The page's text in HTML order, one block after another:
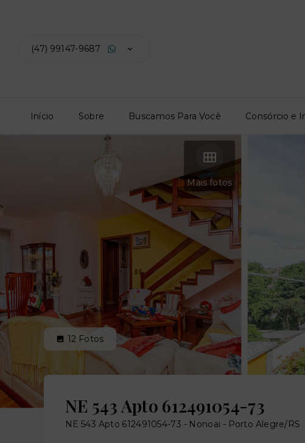
(47) 99147-9687
Início Sobre Buscamos Para Você Consórcio e
Mais fotos
12 Fotos
NE 543 Apto 612491054-73
NE 543 Apto 612491054-73 - Nonoai - Porto Alegre/RS